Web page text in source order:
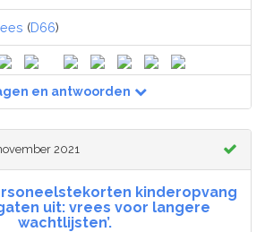
(D66)
en antwoorden
2021
kinderopvang
uit: vrees voor langere
wachtlijsten’.